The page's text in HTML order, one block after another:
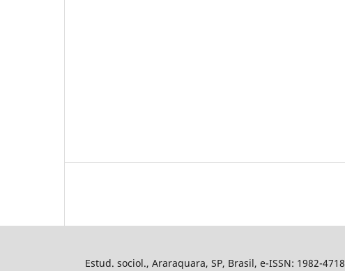
Estud. sociol., Araraquara, SP, Brasil, e-ISSN: 1982-4718